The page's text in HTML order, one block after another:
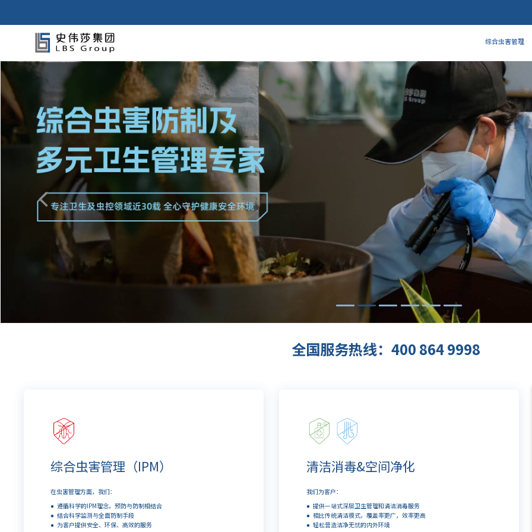
综合虫害管理
全国服务热线：400 864 9998
综合虫害管理（IPM）
在虫害管理方面，我们：
遵循科学的IPM理念，预防与防制相结合
结合科学监测与全面防制手段
为客户提供安全、环保、高效的服务
清洁消毒&空间净化
我们为客户：
提供一站式深层卫生管理和清洁消毒服务
相比传统清洁模式，覆盖率更广，效率更高
轻松营造洁净无忧的内外环境